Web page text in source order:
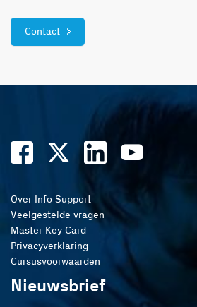
Contact
Over Info Support
Veelgestelde vragen
Master Key Card
Privacyverklaring
Cursusvoorwaarden
Nieuwsbrief